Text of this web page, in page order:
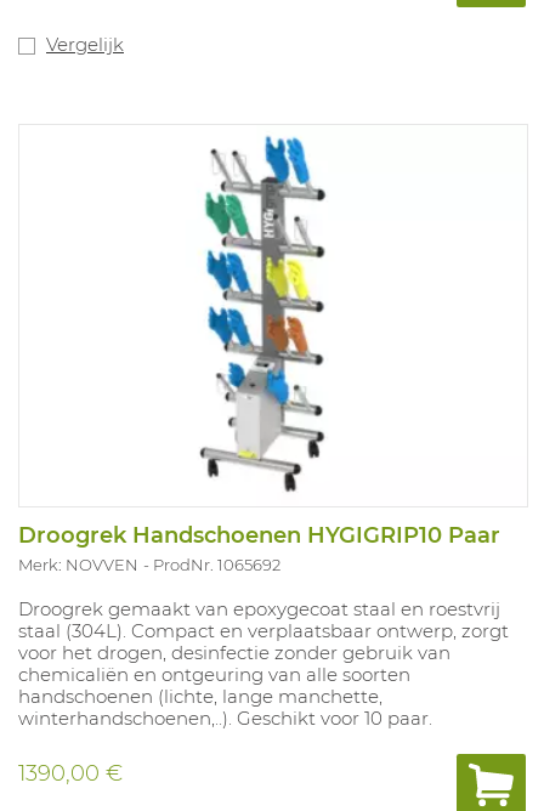
Vergelijk
Droogrek Handschoenen HYGIGRIP10 Paar
Merk: NOVVEN ProdNr. 1065692
Droogrek gemaakt van epoxygecoat staal en roestvrij
staal (304L). Compact en verplaatsbaar ontwerp, zorgt
voor het drogen, desinfectie zonder gebruik van
chemicaliën en ontgeuring van alle soorten
handschoenen (lichte, lange manchette,
winterhandschoenen,..). Geschikt voor 10 paar.
1390,00 €